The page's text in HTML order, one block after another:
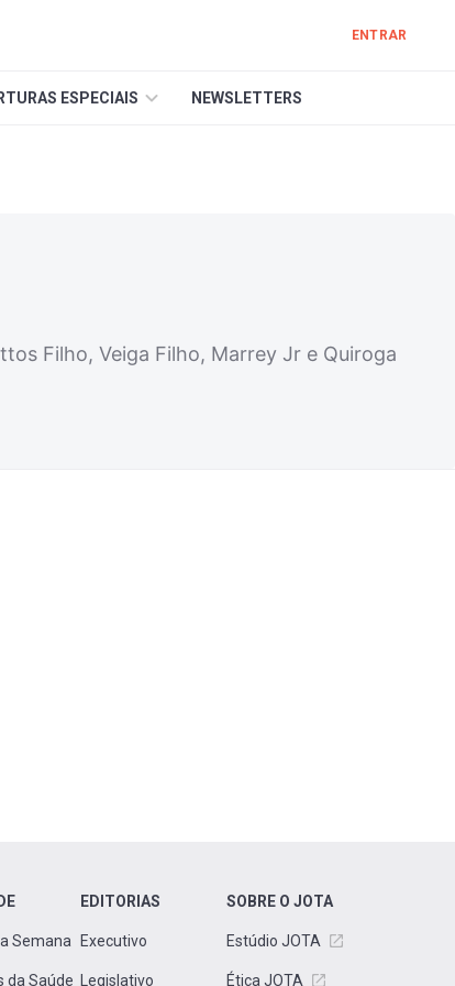
ENTRAR
ESPECIAIS NEWSLETTERS
Filho, Veiga Filho, Marrey Jr e Quiroga
Semana
da Saúde
EDITORIAS
Executivo
Legislativo
SOBRE O JOTA
Estúdio JOTA
Ética JOTA